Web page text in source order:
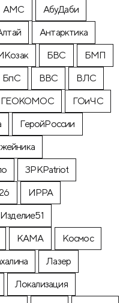
АМС
АбуДаби
Антарктика
БВС
БМП
БпС ВВС
ВЛС
ГЕОКОМОС
ГОиЧС
ГеройРоссии
ЗРКPatriot
ИРРА
Изделие51
КАМА
Космос
Лазер
Локализация